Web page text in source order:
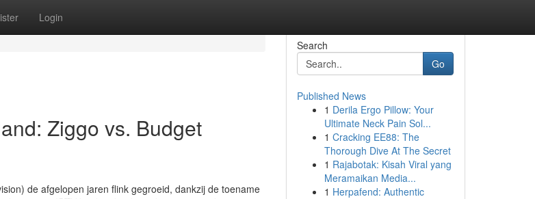
Login
Ziggo vs. Budget
de afgelopen jaren flink gegroeid, dankzij de toename
Search
Go
Published News
1 Derila Ergo Pillow: Your
Ultimate Neck Pain Sol...
1 Cracking EE88: The
Thorough Dive At The Secret
1 Rajabotak: Kisah Viral yang
Meramaikan Media...
1 Herpafend: Authentic